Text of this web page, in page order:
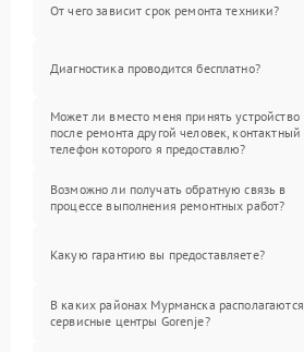
От чего зависит срок ремонта техники?
Диагностика проводится бесплатно?
Может ли вместо меня принять устройство
после ремонта другой человек, контактный
телефон которого я предоставлю?
Возможно ли получать обратную связь в
процессе выполнения ремонтных работ?
Какую гарантию вы предоставляете?
В каких районах Мурманска располагаются
сервисные центры Gorenje?